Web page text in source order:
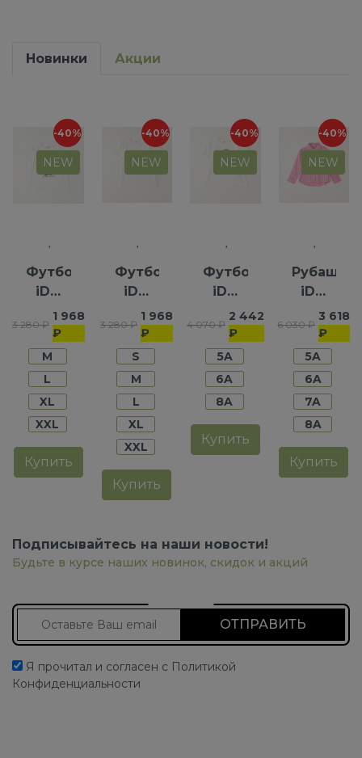
Новинки Акции
-40%
NEW
Футболка
iDO
для
девочек
3 280 ₽
1 968
₽
M
L
XL
XXL
Купить
-40%
NEW
Футболка
iDO
для
мальчиков
3 280 ₽
1 968
₽
S
M
L
XL
XXL
Купить
-40%
NEW
Футболка
iDO
для
девочек
4 070 ₽
2 442
₽
5A
6A
8A
Купить
-40%
NEW
Рубашка
iDO
для
девочек
6 030 ₽
3 618
₽
5A
6A
7A
8A
Купить
Подписывайтесь на наши новости!
Будьте в курсе наших новинок, скидок и акций
Я прочитал и согласен с Политикой
Конфиденциальности